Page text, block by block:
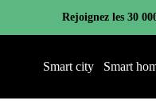
Rejoignez les 30
Smart city Smart